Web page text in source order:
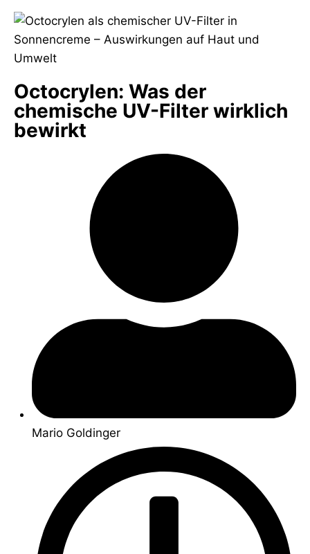
Octocrylen: Was der
chemische UV-Filter wirklich
bewirkt
Mario Goldinger